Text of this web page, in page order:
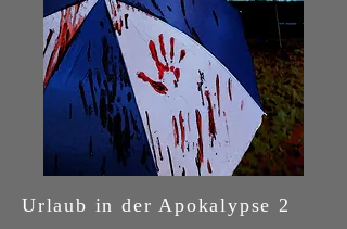
Urlaub in der Apokalypse 2